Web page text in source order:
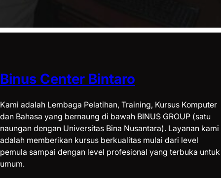
Binus Center Bintaro
Kami adalah Lembaga Pelatihan, Training, Kursus Komputer
dan Bahasa yang bernaung di bawah BINUS GROUP (satu
naungan dengan Universitas Bina Nusantara). Layanan kami
adalah memberikan kursus berkualitas mulai dari level
pemula sampai dengan level profesional yang terbuka untuk
umum.